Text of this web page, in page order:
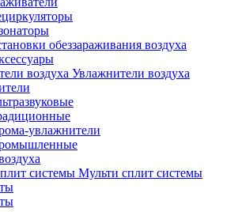
обеззараживания воздуха
Увлажнители воздуха
увлажнители
Мульти сплит системы